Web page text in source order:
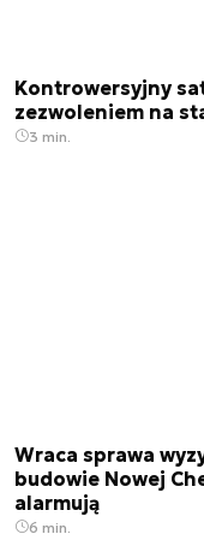
Kontrowersyjny
zezwoleniem na
3 min.
Wraca sprawa
budowie Nowej
alarmują
6 min.